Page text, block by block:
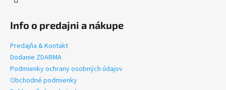
Info o predajni a nákupe
Predajňa & Kontakt
Dodanie ZDARMA
Podmienky ochrany osobných údajov
Obchodné podmienky